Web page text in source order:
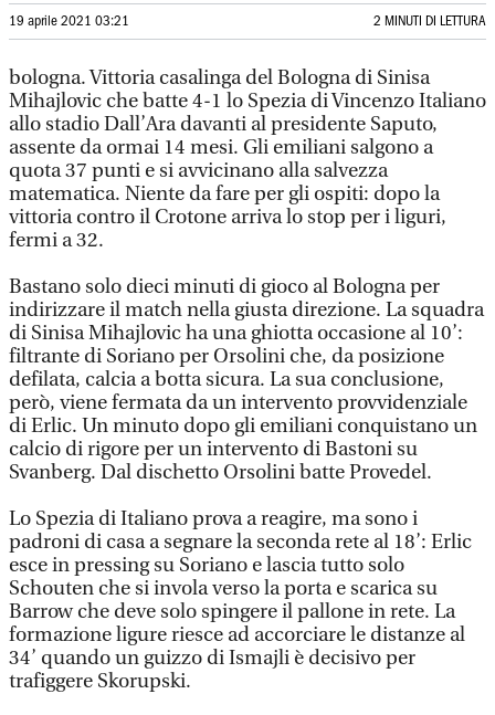
19 aprile 2021 03:21 2 MINUTI DI LETTURA
bologna. Vittoria casalinga del Bologna di Sinisa
Mihajlovic che batte 4-1 lo Spezia di Vincenzo Italiano
allo stadio Dall’Ara davanti al presidente Saputo,
assente da ormai 14 mesi. Gli emiliani salgono a
quota 37 punti e si avvicinano alla salvezza
matematica. Niente da fare per gli ospiti: dopo la
vittoria contro il Crotone arriva lo stop per i liguri,
fermi a 32.
Bastano solo dieci minuti di gioco al Bologna per
indirizzare il match nella giusta direzione. La squadra
di Sinisa Mihajlovic ha una ghiotta occasione al 10’:
filtrante di Soriano per Orsolini che, da posizione
defilata, calcia a botta sicura. La sua conclusione,
però, viene fermata da un intervento provvidenziale
di Erlic. Un minuto dopo gli emiliani conquistano un
calcio di rigore per un intervento di Bastoni su
Svanberg. Dal dischetto Orsolini batte Provedel.
Lo Spezia di Italiano prova a reagire, ma sono i
padroni di casa a segnare la seconda rete al 18’: Erlic
esce in pressing su Soriano e lascia tutto solo
Schouten che si invola verso la porta e scarica su
Barrow che deve solo spingere il pallone in rete. La
formazione ligure riesce ad accorciare le distanze al
34’ quando un guizzo di Ismajli è decisivo per
trafiggere Skorupski.